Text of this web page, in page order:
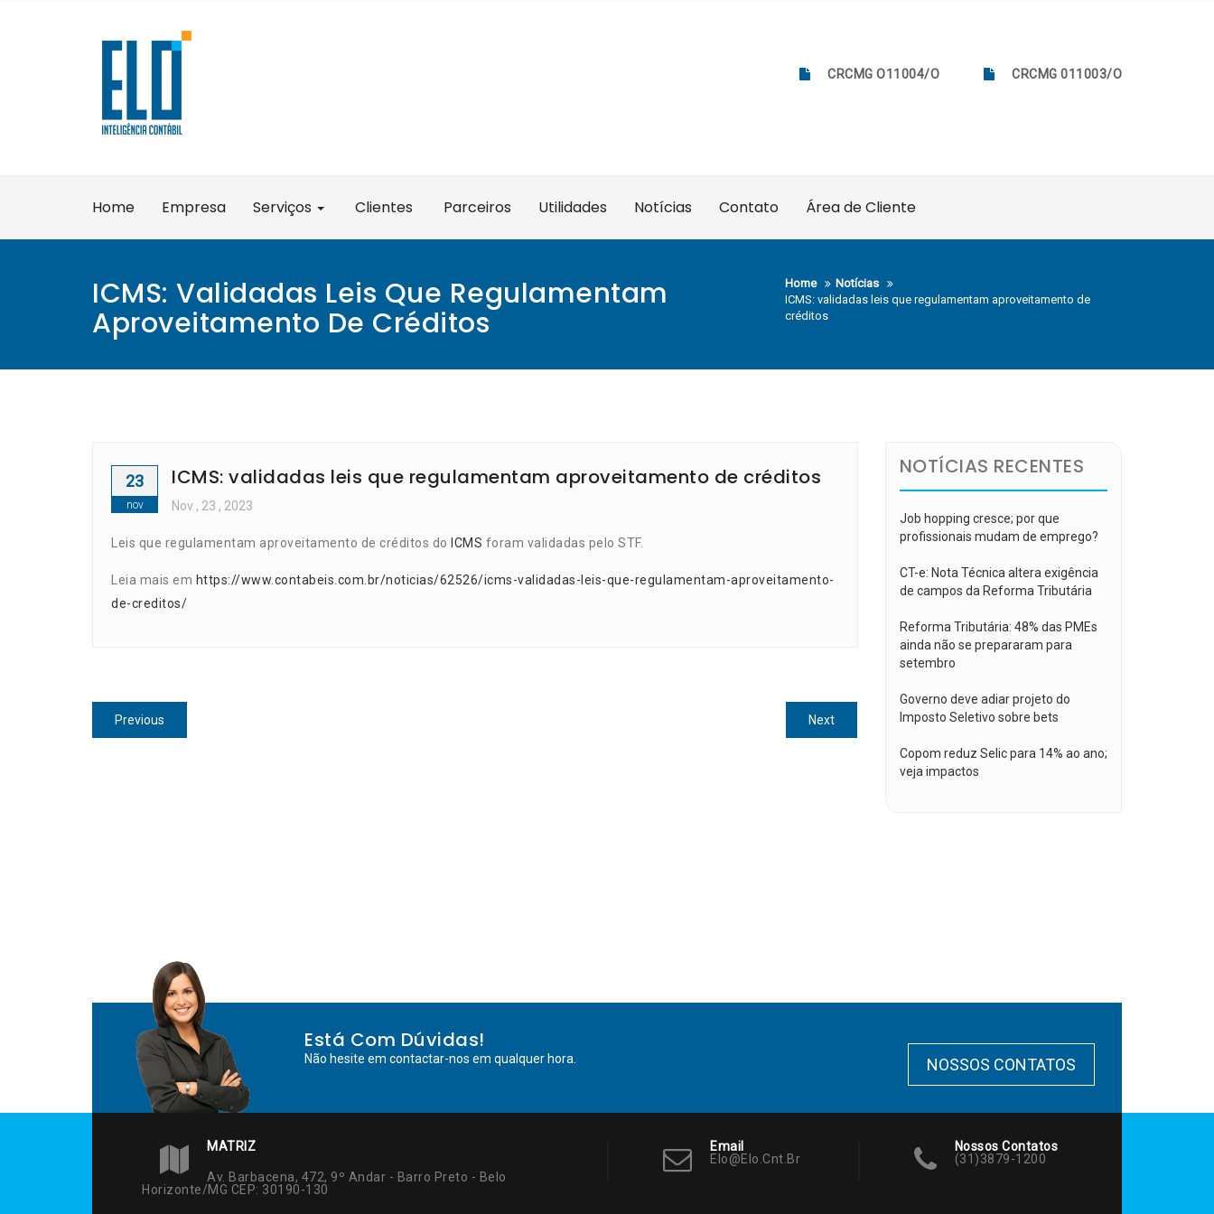
CRCMG O11004/O CRCMG 011003/O
Home Empresa Serviços Clientes Parceiros Utilidades Notícias Contato Área de Cliente
ICMS: Validadas Leis Que Regulamentam
Aproveitamento De Créditos
Home
Notícias
ICMS: validadas leis que regulamentam aproveitamento de
créditos
23
nov
ICMS: validadas leis que regulamentam aproveitamento de créditos
Nov , 23 , 2023
Leis que regulamentam aproveitamento de créditos do ICMS foram validadas pelo STF.
Leia mais em https://www.contabeis.com.br/noticias/62526/icms-validadas-leis-que-regulamentam-aproveitamento-
de-creditos/
Navegação
de
Previous
post:
NextNext
post:
NOTÍCIAS RECENTES
Job hopping cresce; por que
profissionais mudam de emprego?
CT-e: Nota Técnica altera exigência
de campos da Reforma Tributária
Reforma Tributária: 48% das PMEs
ainda não se prepararam para
setembro
Governo deve adiar projeto do
Imposto Seletivo sobre bets
Copom reduz Selic para 14% ao ano;
veja impactos
Está Com Dúvidas!
Não hesite em contactar-nos em qualquer hora. NOSSOS CONTATOS
MATRIZ
Av. Barbacena, 472, 9º Andar - Barro Preto - Belo
Horizonte/MG CEP: 30190-130
Email
Elo@elo.cnt.br
Nossos Contatos
(31)3879-1200